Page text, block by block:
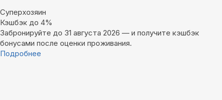
Суперхозяин
Кэшбэк до 4%
Забронируйте до 31 августа 2026 — и получите кэшбэк
бонусами после оценки проживания.
Подробнее